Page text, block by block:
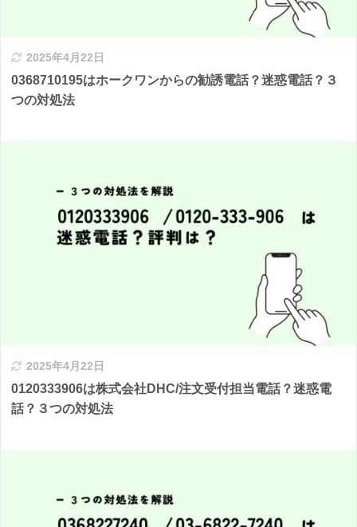
2025年4月22日
0368710195はホークワンからの勧誘電話？迷惑電話？３
つの対処法
2025年4月22日
0120333906は株式会社DHC/注文受付担当電話？迷惑電
話？３つの対処法